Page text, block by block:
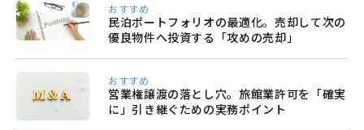
おすすめ
民泊ポートフォリオの最適化。売却して次の
優良物件へ投資する「攻めの売却」
おすすめ
営業権譲渡の落とし穴。旅館業許可を「確実
に」引き継ぐための実務ポイント